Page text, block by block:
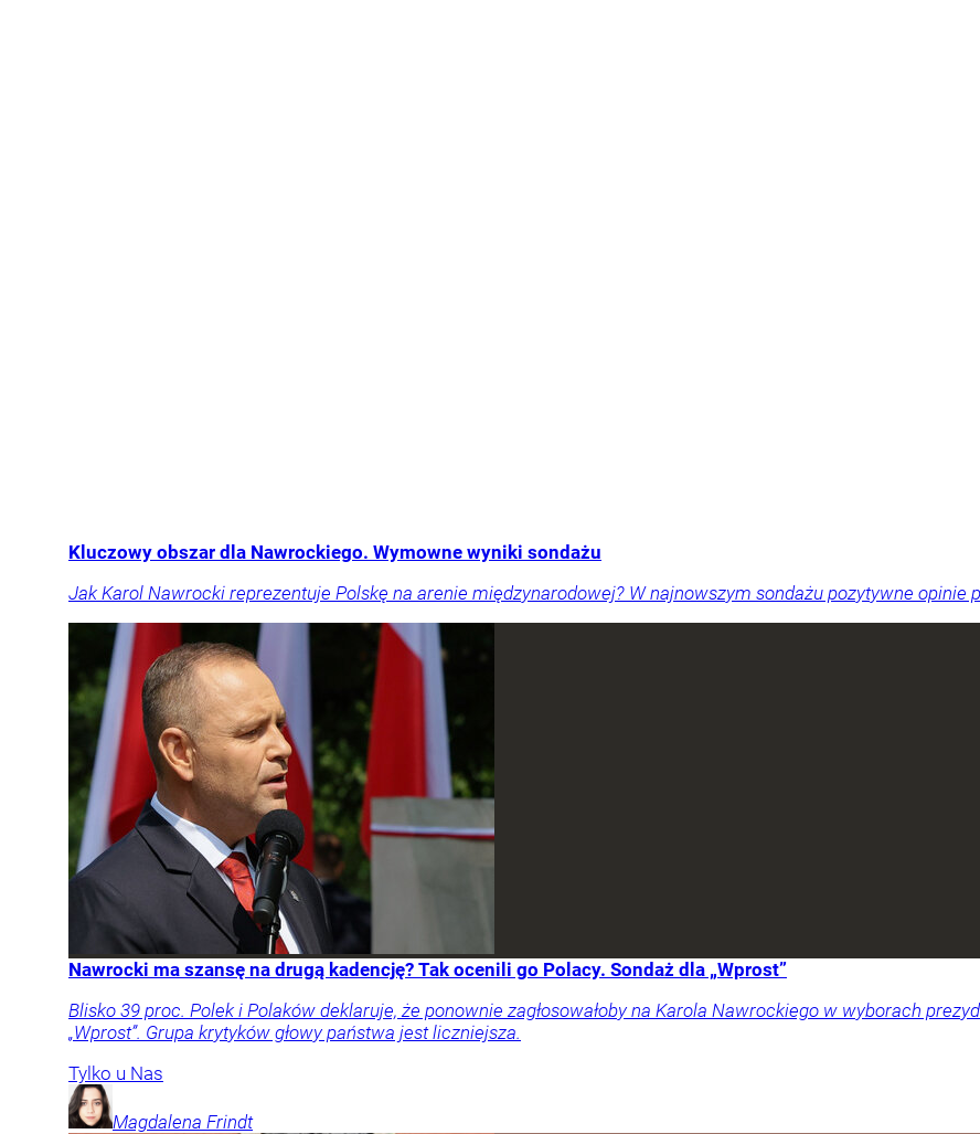
Kluczowy obszar dla Nawrockiego. Wymowne wyniki sondażu
Jak Karol Nawrocki reprezentuje Polskę na arenie międzynarodowej? W najnowszym sondażu pozytywne opinie
Nawrocki ma szansę na drugą kadencję? Tak ocenili go Polacy. Sondaż dla „Wprost”
Blisko 39 proc. Polek i Polaków deklaruje, że ponownie zagłosowałoby na Karola Nawrockiego w wyborach
„Wprost”. Grupa krytyków głowy państwa jest liczniejsza.
Tylko u Nas
Magdalena Frindt